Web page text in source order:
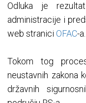
Odluka je
administracije i
web stranici OFAC-a.
Tokom tog
neustavnih zakona
državnih